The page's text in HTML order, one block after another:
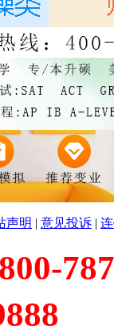
声明 | 意见投诉 |